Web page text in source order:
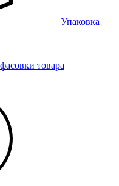
Упаковка
товара